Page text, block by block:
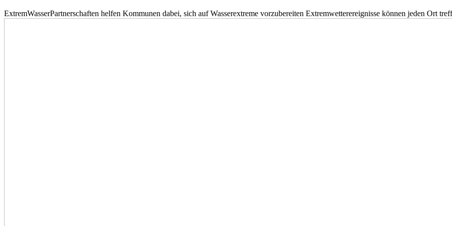
ExtremWasserPartnerschaften helfen Kommunen dabei, sich auf Wasserextreme vorzubereiten Extremwetterereignisse können jeden Ort